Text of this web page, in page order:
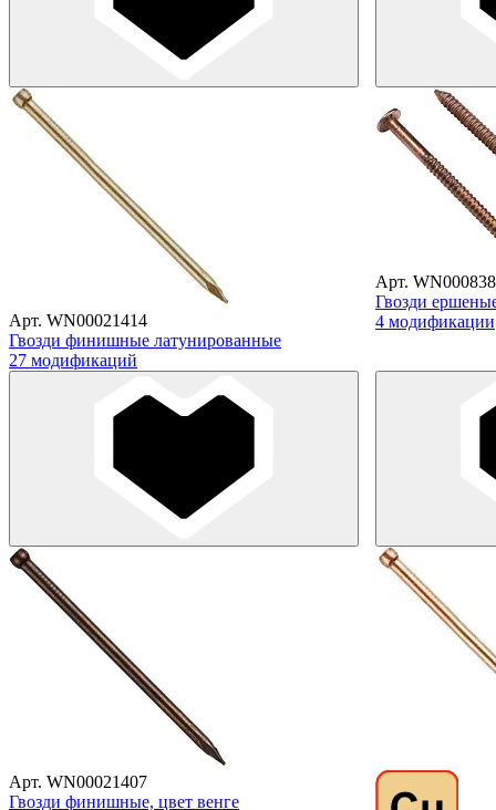
Арт. WN00021414
Гвозди финишные латунированные
27 модификаций
Арт.
Гвозди
4 модификации
Арт. WN00021407
Гвозди финишные, цвет венге